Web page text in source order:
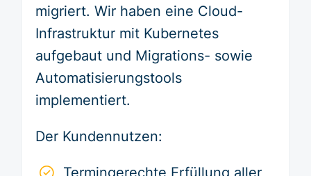
migriert. Wir haben eine Cloud-
Infrastruktur mit Kubernetes
aufgebaut und Migrations- sowie
Automatisierungstools
implementiert.
Der Kundennutzen:
Termingerechte Erfüllung aller